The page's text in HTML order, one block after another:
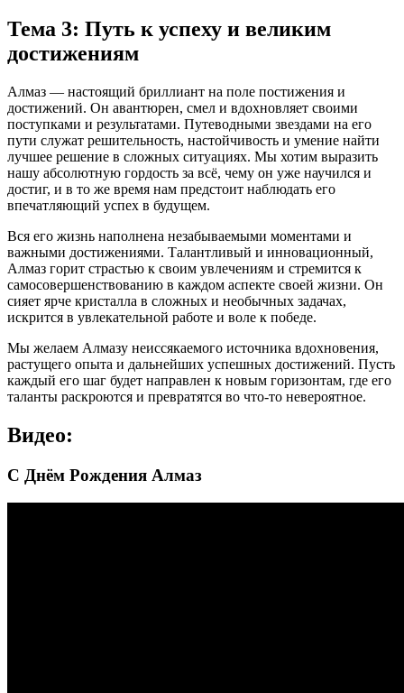
Тема 3: Путь к успеху и великим
достижениям
Алмаз — настоящий бриллиант на поле постижения и
достижений. Он авантюрен, смел и вдохновляет своими
поступками и результатами. Путеводными звездами на его
пути служат решительность, настойчивость и умение найти
лучшее решение в сложных ситуациях. Мы хотим выразить
нашу абсолютную гордость за всё, чему он уже научился и
достиг, и в то же время нам предстоит наблюдать его
впечатляющий успех в будущем.
Вся его жизнь наполнена незабываемыми моментами и
важными достижениями. Талантливый и инновационный,
Алмаз горит страстью к своим увлечениям и стремится к
самосовершенствованию в каждом аспекте своей жизни. Он
сияет ярче кристалла в сложных и необычных задачах,
искрится в увлекательной работе и воле к победе.
Мы желаем Алмазу неиссякаемого источника вдохновения,
растущего опыта и дальнейших успешных достижений. Пусть
каждый его шаг будет направлен к новым горизонтам, где его
таланты раскроются и превратятся во что-то невероятное.
Видео:
С Днём Рождения Алмаз